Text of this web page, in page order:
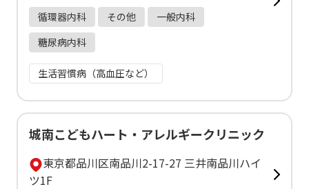
循環器内科 その他
一般内科
糖尿病内科
生活習慣病（高血圧など）
城南こどもハート・アレルギークリニック
東京都品川区南品川2-17-27 三井南品川ハイ
ツ1F